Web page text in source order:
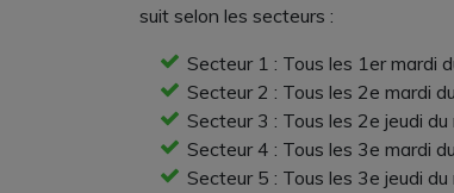
suit selon les secteurs :
Secteur 1 : Tous les 1er mardi
Secteur 2 : Tous les 2e mardi
Secteur 3 : Tous les 2e jeudi du
Secteur 4 : Tous les 3e mardi
Secteur 5 : Tous les 3e jeudi du